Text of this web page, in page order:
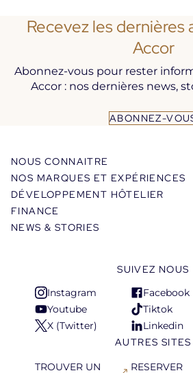
Recevez les dernières
Accor
Abonnez-vous pour rester
Accor : nos dernières news,
ABONNEZ-
NOUS CONNAITRE
NOS MARQUES ET EXPÉRIENCES
DÉVELOPPEMENT HÔTELIER
FINANCE
NEWS & STORIES
SUIVEZ NOUS
Instagram
S'ouvre
dans
un
Facebook
S'ouvre
dans
un
nouvel
Youtube
S'ouvre
dans
nouvel
Tiktok
S'ouvre
dans
un
nouvel
X (Twitter)
S'ouvre
un
Linkedin
S'ouvre
dans
un
AUTRES SITES
TROUVER UN
RESERVER